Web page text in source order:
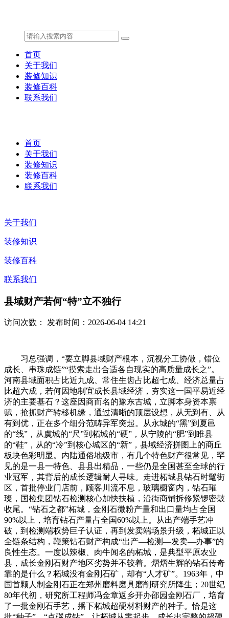
首页
关于我们
装修知识
装修百科
联系我们
首页
关于我们
装修知识
装修百科
联系我们
关于我们
装修知识
装修百科
联系我们
县域财产若何“特”立不独行
访问次数： 发布时间：2026-06-04 14:21
习总强调，“要立脚县域财产根本，沉视分工协做，错位
成长、串珠成链”“摸索走出合适各自现实的高质量成长之”。
河南县域面积占比近九成、常住生齿占比超七成、经济总量占
比超六成，若何因地制宜成长县域经济，夯实这一国平易近经
济的主要基石？这座因商而名的豫东古城，立脚本身资本禀
赋，抢抓财产转移机缘，通过清晰的顶层设想，从无到有、从
有到优，正在多个细分范畴异军突起。从永城的“黑”到夏邑
的“线”，从虞城的“尺”到柘城的“硬”，从宁陵的“肥”到睢县
的“鞋”，从的“冷”到核心城区的“新”，县域经济拼图上的商丘
板块色彩明显。内陆通俗地级市，有几个特色财产很常见，罕
见的是一县一特色、县县出精品，一些仍是全国甚至全球的行
业冠军，其背后的成长逻辑耐人寻味。走进柘城县钻石时髦街
区，首批停业门店前，顾客川流不息，玻璃橱窗内，钻石璀
璨，国检集团钻石检测核心加快扶植，沿街商铺拆修紧锣密鼓
收尾。“钻石之都”柘城，金刚石微粉产量和出口量均占全国
90%以上，培育钻石产量占全国60%以上。从出产端手艺冲
破，到检测端权势巨子认证，再到发卖端场景升级，柘城正以
全链条结构，鞭策钻石财产构成“出产—检测—发卖—办事”的
良性生态。一度以辣椒、肉牛闻名的柘城，是典型平原农业
县，成长金刚石财产地区劣势并不较着。熠熠生辉的钻石传奇
靠的是什么？柘城没有金刚石矿，却有“人才矿”。1963年，中
国首颗人制金刚石正在郑州磨料磨具磨削研究所降生；20世纪
80年代初，研究所工程师冯金章返乡开办邵园金刚石厂，培育
了一批金刚石手艺，播下柘城超硬材料财产的种子。恰是这